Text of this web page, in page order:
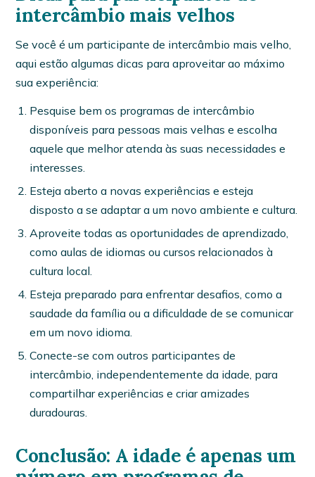
intercâmbio mais velhos
Se você é um participante de intercâmbio mais velho,
aqui estão algumas dicas para aproveitar ao máximo
sua experiência:
Pesquise bem os programas de intercâmbio
disponíveis para pessoas mais velhas e escolha
aquele que melhor atenda às suas necessidades e
interesses.
Esteja aberto a novas experiências e esteja
disposto a se adaptar a um novo ambiente e cultura.
Aproveite todas as oportunidades de aprendizado,
como aulas de idiomas ou cursos relacionados à
cultura local.
Esteja preparado para enfrentar desafios, como a
saudade da família ou a dificuldade de se comunicar
em um novo idioma.
Conecte-se com outros participantes de
intercâmbio, independentemente da idade, para
compartilhar experiências e criar amizades
duradouras.
Conclusão: A idade é apenas um